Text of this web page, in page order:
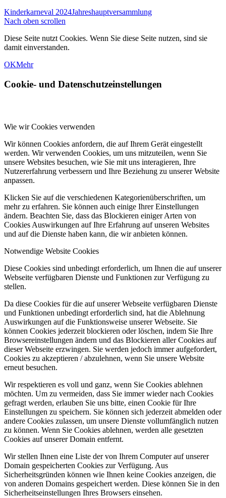
Kinderkarneval 2024Jahreshauptversammlung
Nach oben scrollen
Diese Seite nutzt Cookies. Wenn Sie diese Seite nutzen, sind sie
damit einverstanden.
OKMehr
Cookie- und Datenschutzeinstellungen
Wie wir Cookies verwenden
Wir können Cookies anfordern, die auf Ihrem Gerät eingestellt
werden. Wir verwenden Cookies, um uns mitzuteilen, wenn Sie
unsere Websites besuchen, wie Sie mit uns interagieren, Ihre
Nutzererfahrung verbessern und Ihre Beziehung zu unserer Website
anpassen.
Klicken Sie auf die verschiedenen Kategorienüberschriften, um
mehr zu erfahren. Sie können auch einige Ihrer Einstellungen
ändern. Beachten Sie, dass das Blockieren einiger Arten von
Cookies Auswirkungen auf Ihre Erfahrung auf unseren Websites
und auf die Dienste haben kann, die wir anbieten können.
Notwendige Website Cookies
Diese Cookies sind unbedingt erforderlich, um Ihnen die auf unserer
Webseite verfügbaren Dienste und Funktionen zur Verfügung zu
stellen.
Da diese Cookies für die auf unserer Webseite verfügbaren Dienste
und Funktionen unbedingt erforderlich sind, hat die Ablehnung
Auswirkungen auf die Funktionsweise unserer Webseite. Sie
können Cookies jederzeit blockieren oder löschen, indem Sie Ihre
Browsereinstellungen ändern und das Blockieren aller Cookies auf
dieser Webseite erzwingen. Sie werden jedoch immer aufgefordert,
Cookies zu akzeptieren / abzulehnen, wenn Sie unsere Website
erneut besuchen.
Wir respektieren es voll und ganz, wenn Sie Cookies ablehnen
möchten. Um zu vermeiden, dass Sie immer wieder nach Cookies
gefragt werden, erlauben Sie uns bitte, einen Cookie für Ihre
Einstellungen zu speichern. Sie können sich jederzeit abmelden oder
andere Cookies zulassen, um unsere Dienste vollumfänglich nutzen
zu können. Wenn Sie Cookies ablehnen, werden alle gesetzten
Cookies auf unserer Domain entfernt.
Wir stellen Ihnen eine Liste der von Ihrem Computer auf unserer
Domain gespeicherten Cookies zur Verfügung. Aus
Sicherheitsgründen können wie Ihnen keine Cookies anzeigen, die
von anderen Domains gespeichert werden. Diese können Sie in den
Sicherheitseinstellungen Ihres Browsers einsehen.